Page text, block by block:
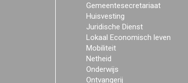
Gemeentesecretariaat
Huisvesting
Juridische Dienst
Lokaal Economisch leven
Mobiliteit
Netheid
Onderwijs
Ontvangerij